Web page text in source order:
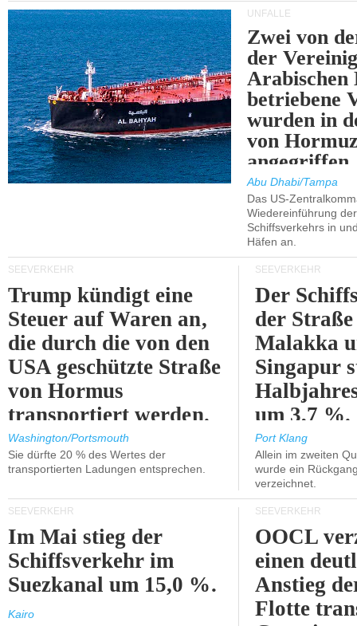
UNFÄLLE
Zwei von
der
Arabischen
betriebene
wurden in
von
angegriffen.
Abu Dhabi/Tampa
Das US-
Wiedereinführung
Schiffsverkehrs in
Häfen an.
SEEVERKEHR
Trump kündigt eine
Steuer auf Waren an,
die durch die von den
USA geschützte Straße
von Hormus
transportiert werden.
Washington/Portsmouth
Sie dürfte 20 % des Wertes der
transportierten Ladungen entsprechen.
SEEVERKEHR
Der
der
Malakka
Singapur
um 3,7 %.
Port Klang
Allein im zweiten
wurde ein
verzeichnet.
SEEVERKEHR
Im Mai stieg der
Schiffsverkehr im
Suezkanal um 15,0 %.
Kairo
SEEVERKEHR
OOCL
einen
Anstieg
Flotte